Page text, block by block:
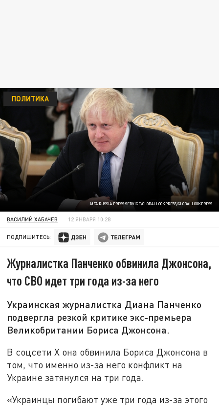
MFA RUSSIA PRESS SERVICE/GLOBALLOOKPRESS/GLOBALLOOKPRESS
ПОЛИТИКА
ВАСИЛИЙ ХАБАЧЕВ 12 ЯНВАРЯ 10:28
ПОДПИШИТЕСЬ:
Журналистка Панченко обвинила Джонсона,
что СВО идет три года из-за него
Украинская журналистка Диана Панченко
подвергла резкой критике экс-премьера
Великобритании Бориса Джонсона.
В соцсети X она обвинила Бориса Джонсона в
том, что именно из-за него конфликт на
Украине затянулся на три года.
«Украинцы погибают уже три года из-за этого